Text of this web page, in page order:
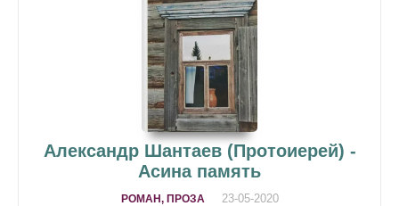
Александр Шантаев (Протоиерей) -
Асина память
РОМАН, ПРОЗА 23-05-2020